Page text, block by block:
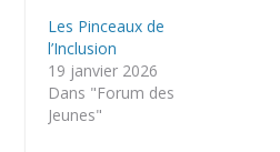
Les Pinceaux de
l’Inclusion
19 janvier 2026
Dans "Forum des
Jeunes"